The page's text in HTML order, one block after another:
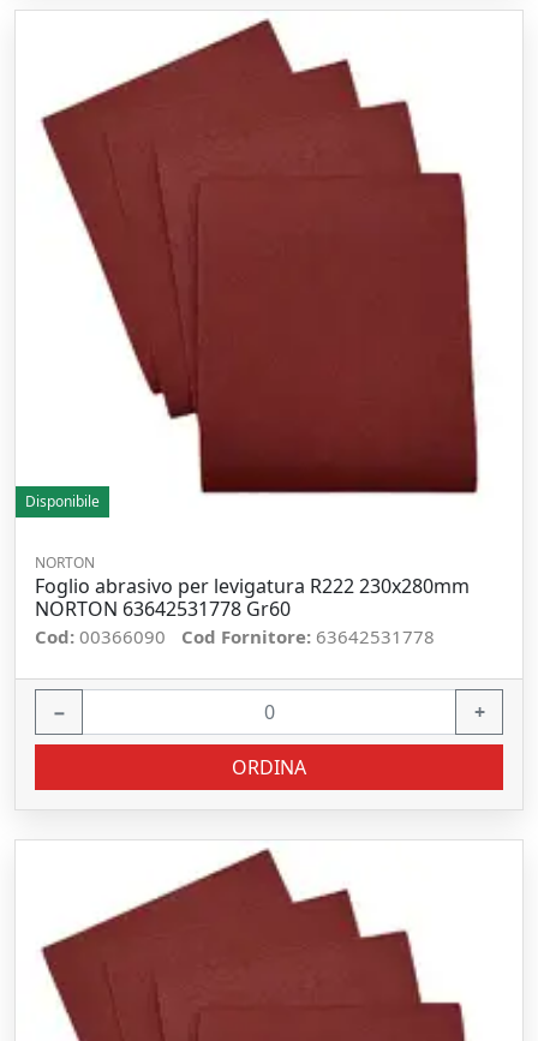
Disponibile
NORTON
Foglio abrasivo per levigatura R222 230x280mm
NORTON 63642531778 Gr60
Cod: 00366090 Cod Fornitore: 63642531778
− +
ORDINA